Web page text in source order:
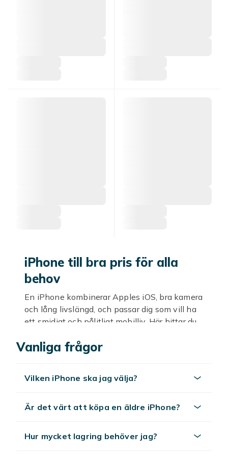
iPhone till bra pris för alla
behov
En iPhone kombinerar Apples iOS, bra kamera
och lång livslängd, och passar dig som vill ha
ett smidigt och pålitligt mobilliv. Här hittar du
nyare toppmodeller till billigare äldre
mycket telefon till ett lägre pris.
Så väljer du rätt iPhone
väljer modell. Vill du ha bästa kameran och de
Vanliga frågor
Vilken iPhone ska jag välja?
Är det värt att köpa en äldre iPhone?
Hur mycket lagring behöver jag?